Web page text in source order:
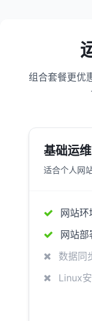
组合套餐更优
基础运
适合个人网
网站
网站部
数据同
Linux